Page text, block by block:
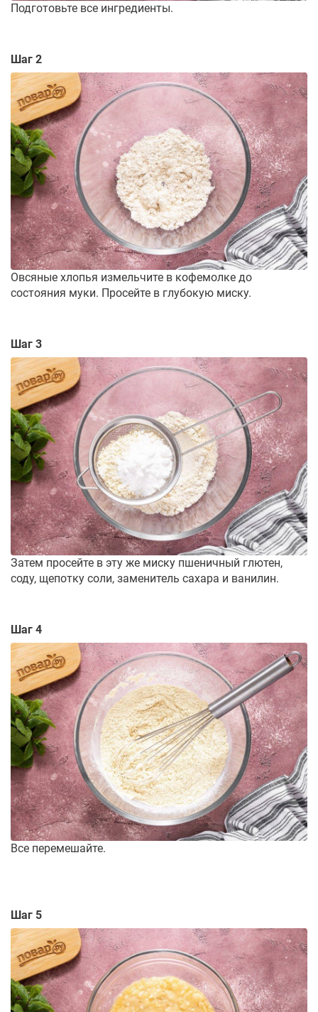
Подготовьте все ингредиенты.
Шаг 2
Овсяные хлопья измельчите в кофемолке до
состояния муки. Просейте в глубокую миску.
Шаг 3
Затем просейте в эту же миску пшеничный глютен,
соду, щепотку соли, заменитель сахара и ванилин.
Шаг 4
Все перемешайте.
Шаг 5